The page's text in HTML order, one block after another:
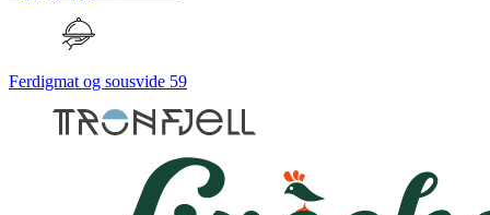
Ferdigmat og sousvide 59